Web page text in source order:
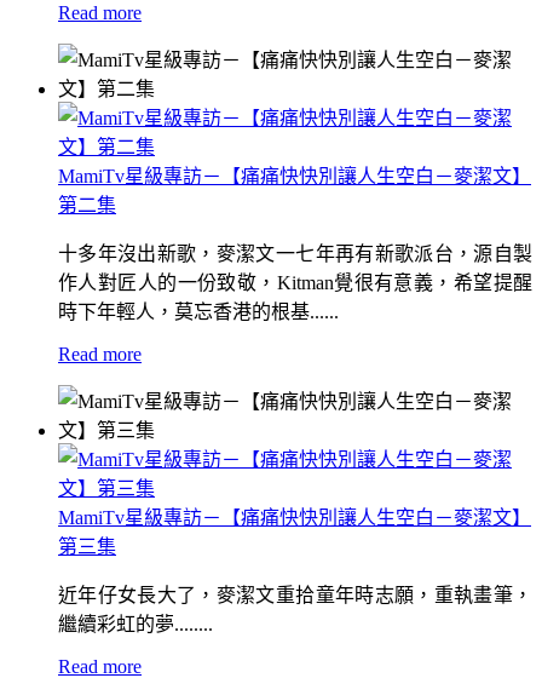
Read more
MamiTv星級專訪－【痛痛快快別讓人生空白－麥潔文】
第二集
十多年沒出新歌，麥潔文一七年再有新歌派台，源自製
作人對匠人的一份致敬，Kitman覺很有意義，希望提醒
時下年輕人，莫忘香港的根基......
Read more
MamiTv星級專訪－【痛痛快快別讓人生空白－麥潔文】
第三集
近年仔女長大了，麥潔文重拾童年時志願，重執畫筆，
繼續彩虹的夢........
Read more